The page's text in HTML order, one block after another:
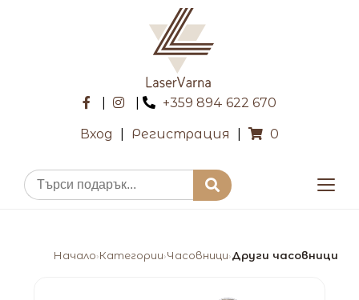
+359 894 622 670
Вход Регистрация 0
Начало›Категории›Часовници›Други часовници